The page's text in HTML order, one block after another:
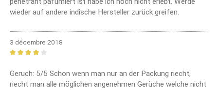
wieder auf andere indische Hersteller zurück greifen.
3 décembre 2018
Geruch: 5/5 Schon wenn man nur an der Packung riecht,
riecht man alle möglichen angenehmen Gerüche welche nicht